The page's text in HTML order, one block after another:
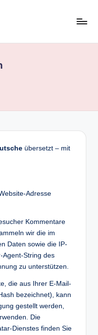
übersetzt – mit
Adresse
Kommentare
wir die im
Daten sowie die IP-
Agent-String des
zu unterstützen.
die aus Ihrer E-Mail-
bezeichnet), kann
gestellt werden,
Die
Dienstes finden Sie